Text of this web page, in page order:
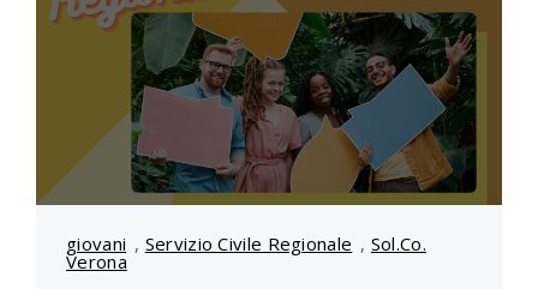
giovani , Servizio Civile Regionale , Sol.Co.
Verona